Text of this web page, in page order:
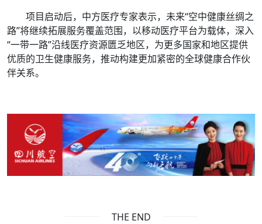
项目启动后，中方医疗专家表示，未来“空中健康丝绸之
路”将继续拓展服务覆盖范围，以移动医疗平台为载体，深入
“一带一路”沿线医疗资源匮乏地区，为更多国家和地区提供
优质的卫生健康服务，推动构建更加紧密的全球健康合作伙
伴关系。
THE END